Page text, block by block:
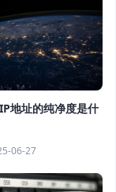
地址的纯净度是什
06-27